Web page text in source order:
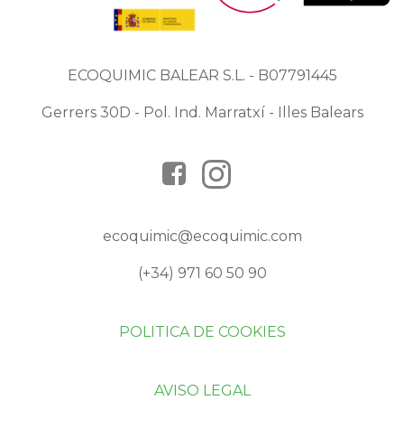
ECOQUIMIC BALEAR S.L. - B07791445
Gerrers 30D - Pol. Ind. Marratxí - Illes Balears
ecoquimic@ecoquimic.com
(+34) 971 60 50 90
POLITICA DE COOKIES
AVISO LEGAL